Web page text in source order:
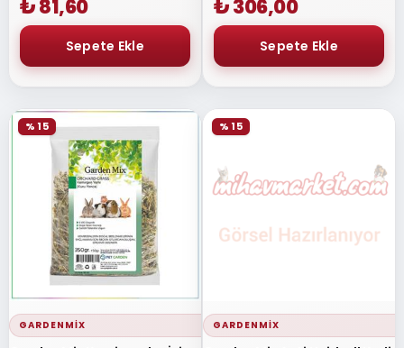
₺ 81,60 ₺ 306,00
GARDENMIX
% 15
GARDENMIX
% 15